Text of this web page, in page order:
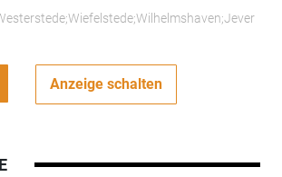
Anzeige schalten